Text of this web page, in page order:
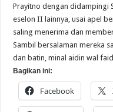
Prayitno dengan didampingi
eselon II lainnya, usai apel
saling menerima dan
Sambil bersalaman mereka
dan batin, minal aidin wal
Bagikan ini:
Facebook